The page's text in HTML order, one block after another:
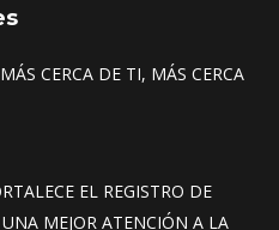
CERCA DE TI, MÁS CERCA
EL REGISTRO DE
MEJOR ATENCIÓN A LA